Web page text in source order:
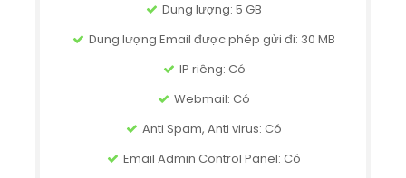
Dung lượng: 5 GB
Dung lượng Email được phép gửi đi: 30 MB
IP riêng: Có
Webmail: Có
Anti Spam, Anti virus: Có
Email Admin Control Panel: Có